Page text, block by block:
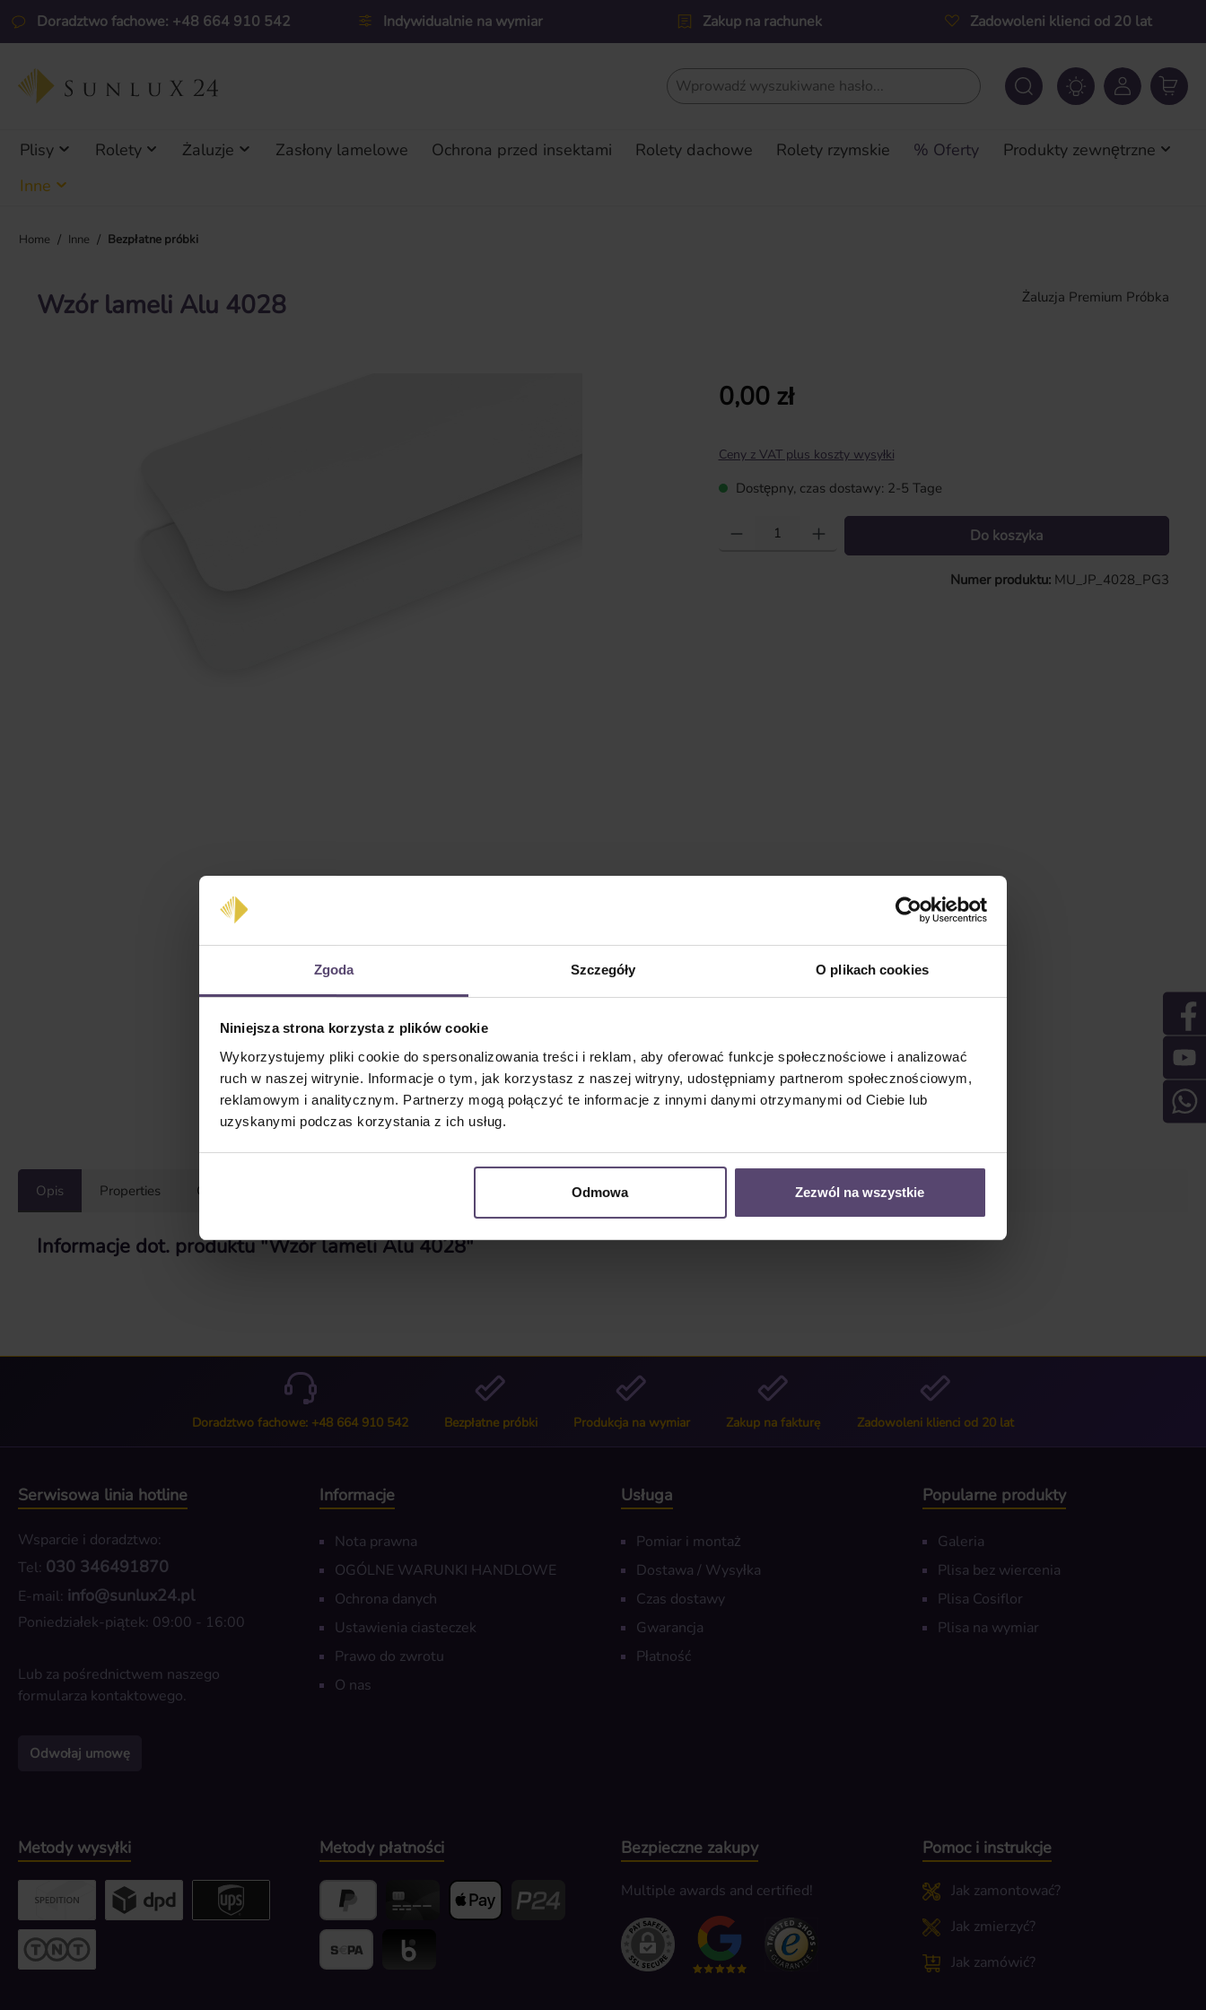
Zgoda Szczegóły O plikach cookies
Niniejsza strona korzysta z plików cookie
Wykorzystujemy pliki cookie do spersonalizowania treści i reklam, aby oferować funkcje społecznościowe i analizować
ruch w naszej witrynie. Informacje o tym, jak korzystasz z naszej witryny, udostępniamy partnerom społecznościowym,
reklamowym i analitycznym. Partnerzy mogą połączyć te informacje z innymi danymi otrzymanymi od Ciebie lub
uzyskanymi podczas korzystania z ich usług.
Odmowa Zezwól na wszystkie
do głównej zawartości
Przejdź do wyszukiwania
Przejdź do głównej nawigacji
Doradztwo fachowe: +48 664 910 542 Indywidualnie na wymiar Zakup na rachunek Zadowoleni klienci od 20 lat
Plisy Rolety Żaluzje Zasłony lamelowe Ochrona przed insektami Rolety dachowe Rolety rzymskie % Oferty
Produkty zewnętrzne
Inne
Home / Inne / Bezpłatne próbki
Wzór lameli Alu 4028 Żaluzja Premium Próbka
Cena regularna:
0,00 zł
Ceny z VAT plus koszty wysyłki
Dostępny, czas dostawy: 2-5 Tage
Ilość produktu: Wprowadź żądaną ilość lub użyj przycisków, aby zwiększyć lub
Do koszyka
Numer produktu: MU_JP_4028_PG3
Opis Properties Opinie/Recenzje
Informacje dot. produktu "Wzór lameli Alu 4028"
Doradztwo fachowe: +48 664 910 542 Bezpłatne próbki Produkcja na wymiar Zakup na fakturę Zadowoleni klienci od 20 lat
Serwisowa linia hotline
Wsparcie i doradztwo:
Tel: 030 346491870
E-mail: info@sunlux24.pl
Poniedziałek-piątek: 09:00 - 16:00
Lub za pośrednictwem naszego
formularza kontaktowego.
Odwołaj umowę
Informacje
Nota prawna
OGÓLNE WARUNKI HANDLOWE
Ochrona danych
Ustawienia ciasteczek
Prawo do zwrotu
O nas
Usługa
Pomiar i montaż
Dostawa / Wysyłka
Czas dostawy
Gwarancja
Płatność
Popularne produkty
Galeria
Plisa bez wiercenia
Plisa Cosiflor
Plisa na wymiar
Metody płatności
PayPal
Metody wysyłki
Custom image 2
Bezpieczne zakupy
Multiple awards and certified!
Pomoc i instrukcje
Jak zamontować?
Jak zmierzyć?
Jak zamówić?